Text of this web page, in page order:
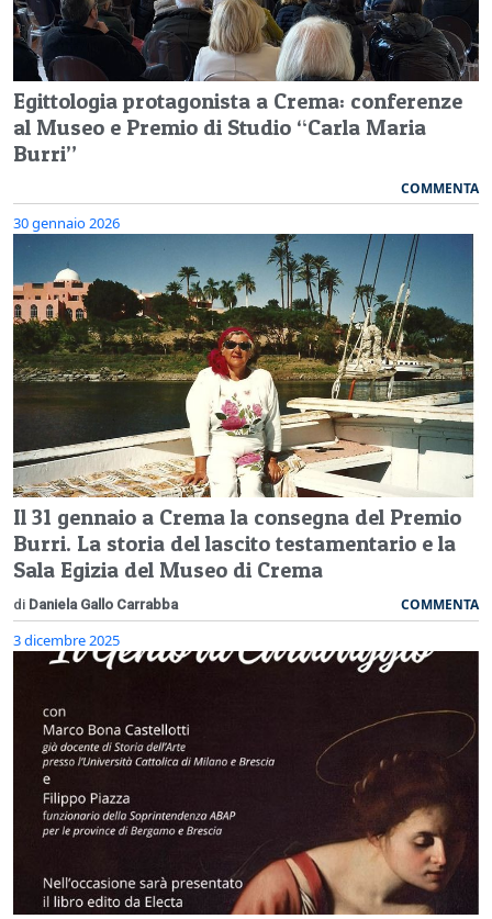
Egittologia protagonista a Crema: conferenze
al Museo e Premio di Studio “Carla Maria
Burri”
COMMENTA
30 gennaio 2026
Il 31 gennaio a Crema la consegna del Premio
Burri. La storia del lascito testamentario e la
Sala Egizia del Museo di Crema
di Daniela Gallo Carrabba COMMENTA
3 dicembre 2025